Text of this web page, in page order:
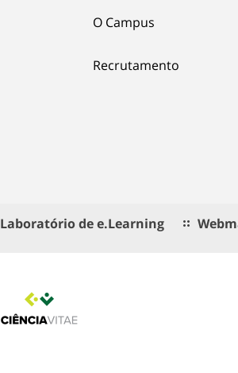
O Campus
Recrutamento
Laboratório de e.Learning